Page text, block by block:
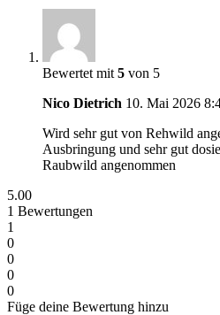
Bewertet mit 5 von 5
Nico Dietrich 10. Mai 2026
Wird sehr gut von Rehwild
Ausbringung und sehr gut
Raubwild angenommen
5.00
1 Bewertungen
1
0
0
0
0
Füge deine Bewertung hinzu